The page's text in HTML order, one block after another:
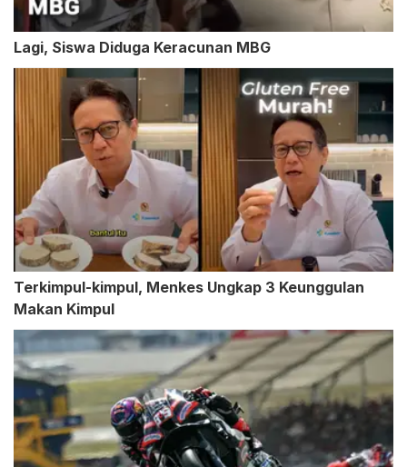
Lagi, Siswa Diduga Keracunan MBG
Terkimpul-kimpul, Menkes Ungkap 3 Keunggulan
Makan Kimpul